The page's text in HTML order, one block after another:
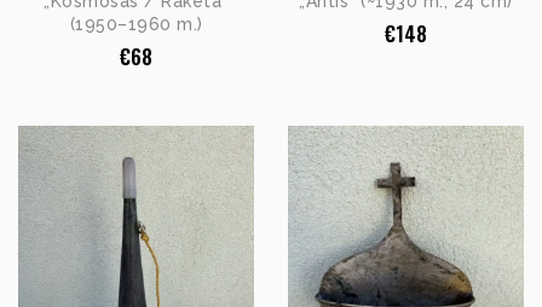
(1950–1960 m.)
€68
€148